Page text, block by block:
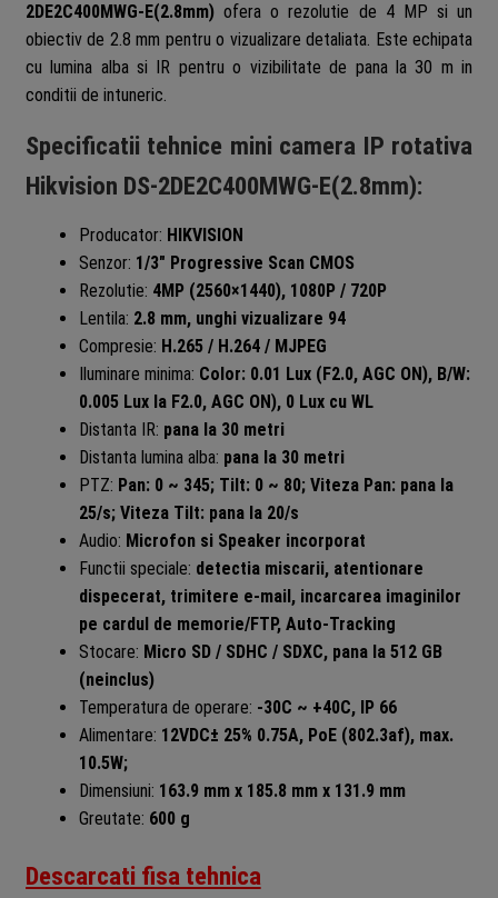
2DE2C400MWG-E(2.8mm) ofera o rezolutie de 4 MP si un
obiectiv de 2.8 mm pentru o vizualizare detaliata. Este echipata
cu lumina alba si IR pentru o vizibilitate de pana la 30 m in
conditii de intuneric.
Specificatii tehnice mini camera IP rotativa
Hikvision DS-2DE2C400MWG-E(2.8mm):
Producator: HIKVISION
Senzor: 1/3″ Progressive Scan CMOS
Rezolutie: 4MP (2560×1440), 1080P / 720P
Lentila: 2.8 mm, unghi vizualizare 94
Compresie: H.265 / H.264 / MJPEG
Iluminare minima: Color: 0.01 Lux (F2.0, AGC ON), B/W:
0.005 Lux la F2.0, AGC ON), 0 Lux cu WL
Distanta IR: pana la 30 metri
Distanta lumina alba: pana la 30 metri
PTZ: Pan: 0 ~ 345; Tilt: 0 ~ 80; Viteza Pan: pana la
25/s; Viteza Tilt: pana la 20/s
Audio: Microfon si Speaker incorporat
Functii speciale: detectia miscarii, atentionare
dispecerat, trimitere e-mail, incarcarea imaginilor
pe cardul de memorie/FTP, Auto-Tracking
Stocare: Micro SD / SDHC / SDXC, pana la 512 GB
(neinclus)
Temperatura de operare: -30C ~ +40C, IP 66
Alimentare: 12VDC± 25% 0.75A, PoE (802.3af), max.
10.5W;
Dimensiuni: 163.9 mm x 185.8 mm x 131.9 mm
Greutate: 600 g
Descarcati fisa tehnica